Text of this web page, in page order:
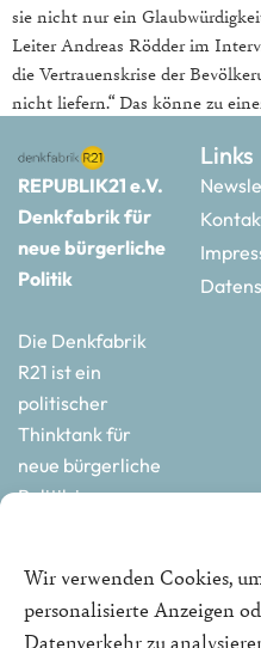
Wir verwenden Cookies,
personalisierte Anzeigen
Datenverkehr zu
sie nicht nur ein
Leiter Andreas Rödder im
die Vertrauenskrise der
nicht liefern.“ Das könne zu
REPUBLIK21 e.V.
Denkfabrik für
neue bürgerliche
Politik
Die Denkfabrik
R21 ist ein
politischer
Thinktank für
neue bürgerliche
Politik in
Links